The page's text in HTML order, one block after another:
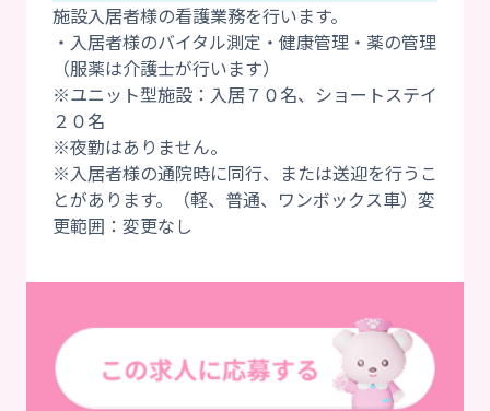
施設入居者様の看護業務を行います。
・入居者様のバイタル測定・健康管理・薬の管理
（服薬は介護士が行います）
※ユニット型施設：入居７０名、ショートステイ
２０名
※夜勤はありません。
※入居者様の通院時に同行、または送迎を行うこ
とがあります。（軽、普通、ワンボックス車）変